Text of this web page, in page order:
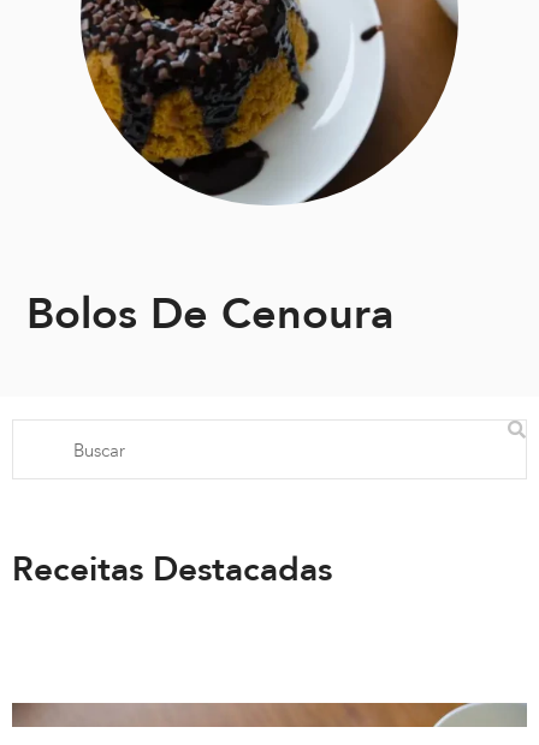
Bolos De Cenoura
Receitas Destacadas